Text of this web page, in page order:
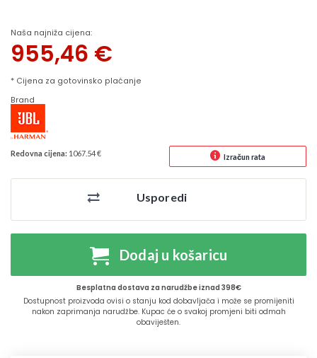
Naša najniža cijena:
955,46 €
* Cijena za gotovinsko plaćanje
Brand
Redovna cijena: 1067.54 € Izračun rata
Usporedi
Dodaj u košaricu
Besplatna dostava za narudžbe iznad 398€
Dostupnost proizvoda ovisi o stanju kod dobavljača i može se promijeniti
nakon zaprimanja narudžbe. Kupac će o svakoj promjeni biti odmah
obaviješten.